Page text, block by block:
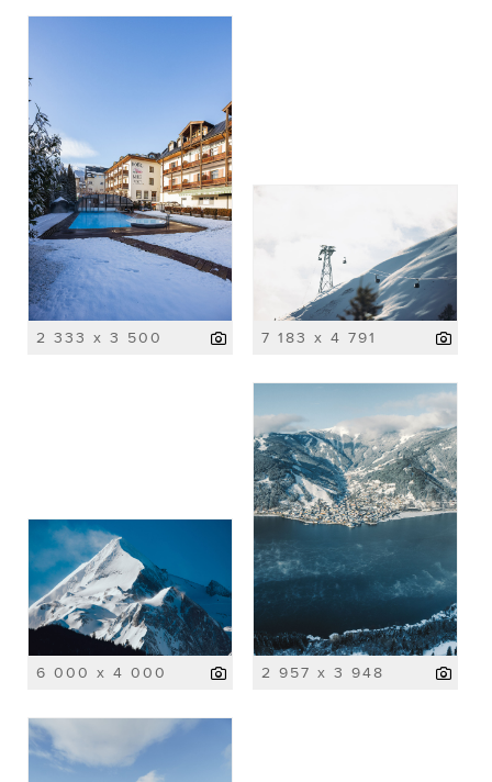
2 333 x 3 500 7 183 x 4 791
6 000 x 4 000 2 957 x 3 948